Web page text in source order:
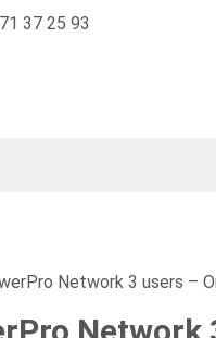
37 25 93
Network 3 users –